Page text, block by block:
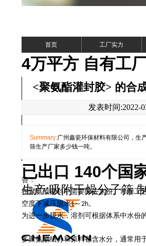
首页 工厂实力
4万平方 自有工
已出口 140个国
生产:吸附干燥分子筛
粉
<聚氨酯灌封胶> 的合
发表时间:2022-
Summary:广州鑫瓷环保材料有限公司，生
筛生产厂家多少钱一吨。
答：
在聚氨酯原料中需要除去水份。常用工
空度下减压脱水1～ 2h。
为进一步脱水， 溶剂 可根据体系中水份
多聚氨酯组分和原料都含水分 ， 通常用